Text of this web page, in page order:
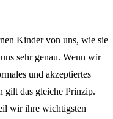
Kinder von uns, wie sie
sehr genau. Wenn wir
und akzeptiertes
gilt das gleiche Prinzip.
wir ihre wichtigsten